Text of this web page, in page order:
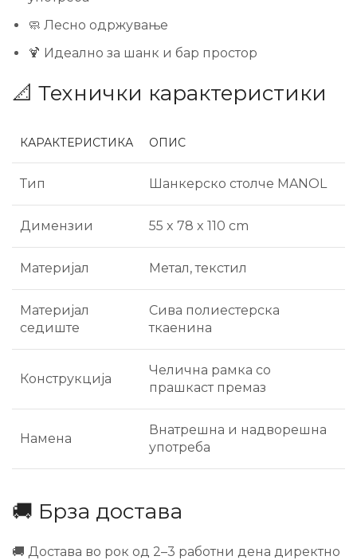
🧼 Лесно одржување
🍹 Идеално за шанк и бар простор
📐 Технички карактеристики
КАРАКТЕРИСТИКА ОПИС
Тип Шанкерско столче MANOL
Димензии 55 x 78 x 110 cm
Материјал Метал, текстил
Материјал
седиште
Сива полиестерска
ткаенина
Конструкција
Челична рамка со
прашкаст премаз
Намена
Внатрешна и надворешна
употреба
🚚 Брза достава
🚚 Достава во рок од 2–3 работни дена директно